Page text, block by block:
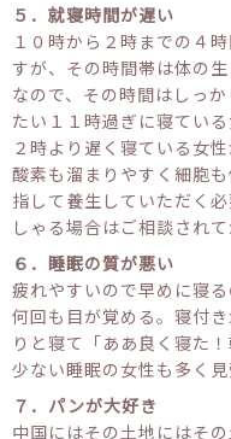
５．就寝時間が遅い
１０時から２時までの４
すが、その時間帯は体の
なので、その時間はしっ
たい１１時過ぎに寝てい
２時より遅く寝ている女
酸素も溜まりやすく細胞
指して養生していただく
しゃる場合はご相談されて
６．睡眠の質が悪い
疲れやすいので早めに寝
何回も目が覚める。寝付
りと寝て「ああ良く寝た
少ない睡眠の女性も多く見
７．パンが大好き
中国にはその土地にはそ